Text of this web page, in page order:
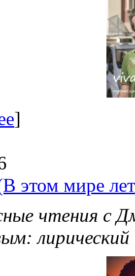
]
этом мире
чтения с